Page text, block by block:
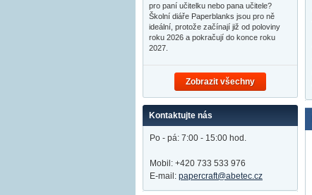
pro paní učitelku nebo pana učitele?
Školní diáře Paperblanks jsou pro ně
ideální, protože začínají již od poloviny
roku 2026 a pokračují do konce roku
2027.
Zobrazit všechny
Kontaktujte nás
Po - pá: 7:00 - 15:00 hod.
Mobil: +420 733 533 976
E-mail: papercraft@abetec.cz